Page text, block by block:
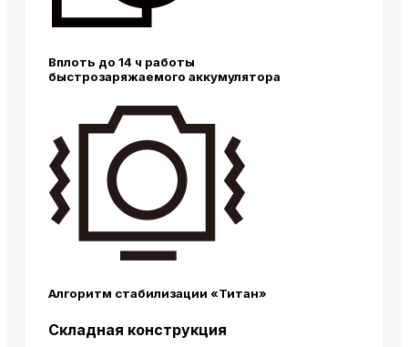
Вплоть до 14 ч работы
быстрозаряжаемого аккумулятора
Алгоритм стабилизации «Титан»
Складная конструкция